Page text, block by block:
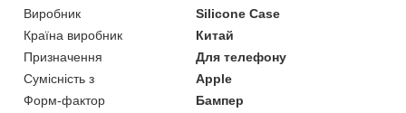
Виробник
Silicone Case
Країна виробник
Китай
Призначення
Для телефону
Сумісність з
Apple
Форм-фактор
Бампер